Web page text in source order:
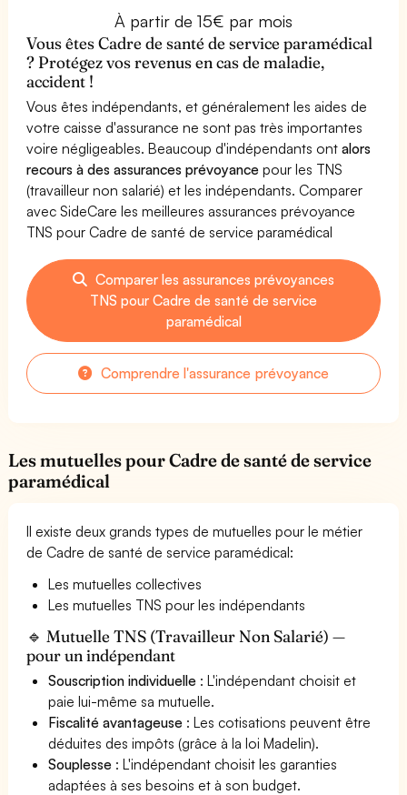
À partir de 15€ par mois
Vous êtes Cadre de santé de service paramédical
? Protégez vos revenus en cas de maladie,
accident !
Vous êtes indépendants, et généralement les aides de
votre caisse d'assurance ne sont pas très importantes
voire négligeables. Beaucoup d'indépendants ontalors
recours à des assurances prévoyance pour les TNS
(travailleur non salarié) et les indépendants. Comparer
avec SideCare les meilleures assurances prévoyance
TNS pour Cadre de santé de service paramédical
Comparer les assurances prévoyances
TNS pour Cadre de santé de service
paramédical
Comprendre l'assurance prévoyance
Les mutuelles pour Cadre de santé de service
paramédical
Il existe deux grands types de mutuelles pour le métier
de Cadre de santé de service paramédical:
Les mutuelles collectives
Les mutuelles TNS pour les indépendants
🔹 Mutuelle TNS (Travailleur Non Salarié) —
pour un indépendant
Souscription individuelle : L'indépendant choisit et
paie lui-même sa mutuelle.
Fiscalité avantageuse : Les cotisations peuvent être
déduites des impôts (grâce à la loi Madelin).
Souplesse : L'indépendant choisit les garanties
adaptées à ses besoins et à son budget.